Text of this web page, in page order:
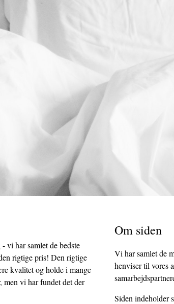
vi har samlet de bedste
rigtige pris! Den rigtige
kvalitet og holde i mange
vi har fundet det der
Om siden
Vi har samlet de
henviser til vores
Siden indeholder